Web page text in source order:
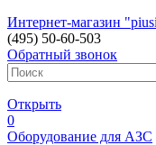
Интернет-магазин
(495) 50-60-503
Обратный звонок
Открыть
0
Оборудование для АЗС